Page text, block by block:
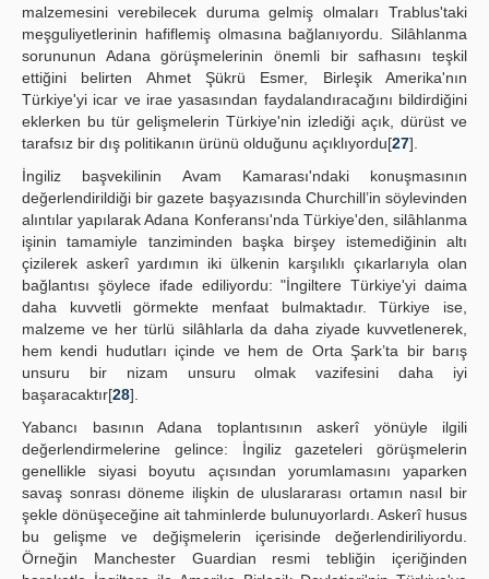
malzemesini verebilecek duruma gelmiş olmaları Trablus'taki
meşguliyetlerinin hafiflemiş olmasına bağlanıyordu. Silâhlanma
sorununun Adana görüşmelerinin önemli bir safhasını teşkil
ettiğini belirten Ahmet Şükrü Esmer, Birleşik Amerika'nın
Türkiye'yi icar ve irae yasasından faydalandıracağını bildirdiğini
eklerken bu tür gelişmelerin Türkiye'nin izlediği açık, dürüst ve
tarafsız bir dış politikanın ürünü olduğunu açıklıyordu[27].
İngiliz başvekilinin Avam Kamarası'ndaki konuşmasının
değerlendirildiği bir gazete başyazısında Churchill’in söylevinden
alıntılar yapılarak Adana Konferansı'nda Türkiye'den, silâhlanma
işinin tamamiyle tanziminden başka birşey istemediğinin altı
çizilerek askerî yardımın iki ülkenin karşılıklı çıkarlarıyla olan
bağlantısı şöylece ifade ediliyordu: "İngiltere Türkiye'yi daima
daha kuvvetli görmekte menfaat bulmaktadır. Türkiye ise,
malzeme ve her türlü silâhlarla da daha ziyade kuvvetlenerek,
hem kendi hudutları içinde ve hem de Orta Şark’ta bir barış
unsuru bir nizam unsuru olmak vazifesini daha iyi
başaracaktır[28].
Yabancı basının Adana toplantısının askerî yönüyle ilgili
değerlendirmelerine gelince: İngiliz gazeteleri görüşmelerin
genellikle siyasi boyutu açısından yorumlamasını yaparken
savaş sonrası döneme ilişkin de uluslararası ortamın nasıl bir
şekle dönüşeceğine ait tahminlerde bulunuyorlardı. Askerî husus
bu gelişme ve değişmelerin içerisinde değerlendiriliyordu.
Örneğin Manchester Guardian resmi tebliğin içeriğinden